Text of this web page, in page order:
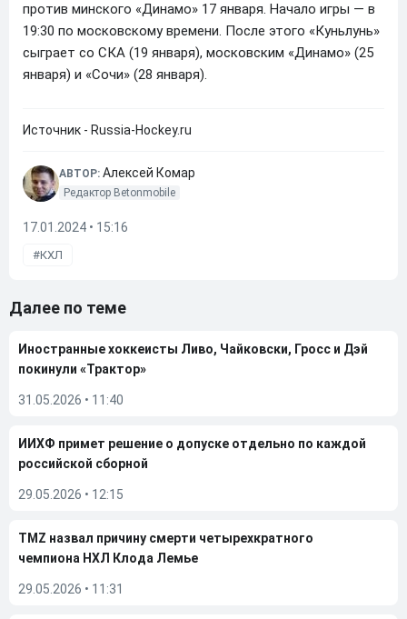
против минского «Динамо» 17 января. Начало игры — в
19:30 по московскому времени. После этого «Куньлунь»
сыграет со СКА (19 января), московским «Динамо» (25
января) и «Сочи» (28 января).
Источник - Russia-Hockey.ru
АВТОР: Алексей Комар
Редактор Betonmobile
17.01.2024 • 15:16
КХЛ
Далее по теме
Иностранные хоккеисты Ливо, Чайковски, Гросс и Дэй
покинули «Трактор»
31.05.2026 • 11:40
ИИХФ примет решение о допуске отдельно по каждой
российской сборной
29.05.2026 • 12:15
TMZ назвал причину смерти четырехкратного
чемпиона НХЛ Клода Лемье
29.05.2026 • 11:31